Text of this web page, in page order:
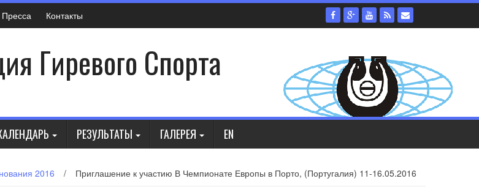
Пресса Контакты
Гиревого Спорта
РЕЗУЛЬТАТЫ ГАЛЕРЕЯ EN
2016 / Приглашение к участию В Чемпионате Европы в Порто, (Португалия) 11-16.05.2016